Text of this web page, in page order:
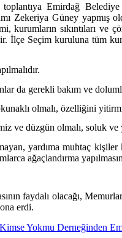
toplantıya Emirdağ
Zekeriya Güney
sıkıntıları ve
Seçim kuruluna tüm
da gerekli bakım ve
olmalı, özelliğini
ve düzgün olmalı, soluk
yardıma muhtaç
ağaçlandırma
faydalı olacağı,
erdi.
Yokmu Derneğinden